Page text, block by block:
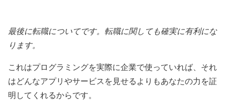
最後に転職についてです。転職に関しても確実に有利にな
ります。
これはプログラミングを実際に企業で使っていれば、それ
はどんなアプリやサービスを見せるよりもあなたの力を証
明してくれるからです。